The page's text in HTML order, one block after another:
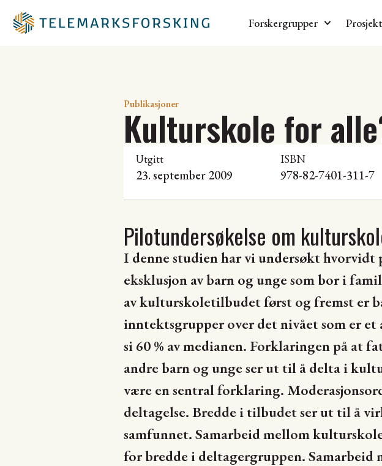
Forskergrupper
Publikasjoner
Kulturskole for
Utgitt
23. september 2009
ISBN
978-82-7401-311-7
Pilotundersøkelse om
I denne studien har vi undersøkt
eksklusjon av barn og unge som bor i
av kulturskoletilbudet først og fremst er
inntektsgrupper over det nivået som er
si 60 % av medianen. Forklaringen på at
andre barn og unge ser ut til å delta i
være en sentral forklaring.
deltagelse. Bredde i tilbudet ser ut til å
samfunnet. Samarbeid mellom
for bredde i deltagergruppen.